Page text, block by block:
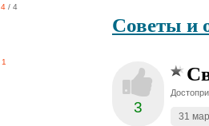
4 / 4
1
Советы и
3
31